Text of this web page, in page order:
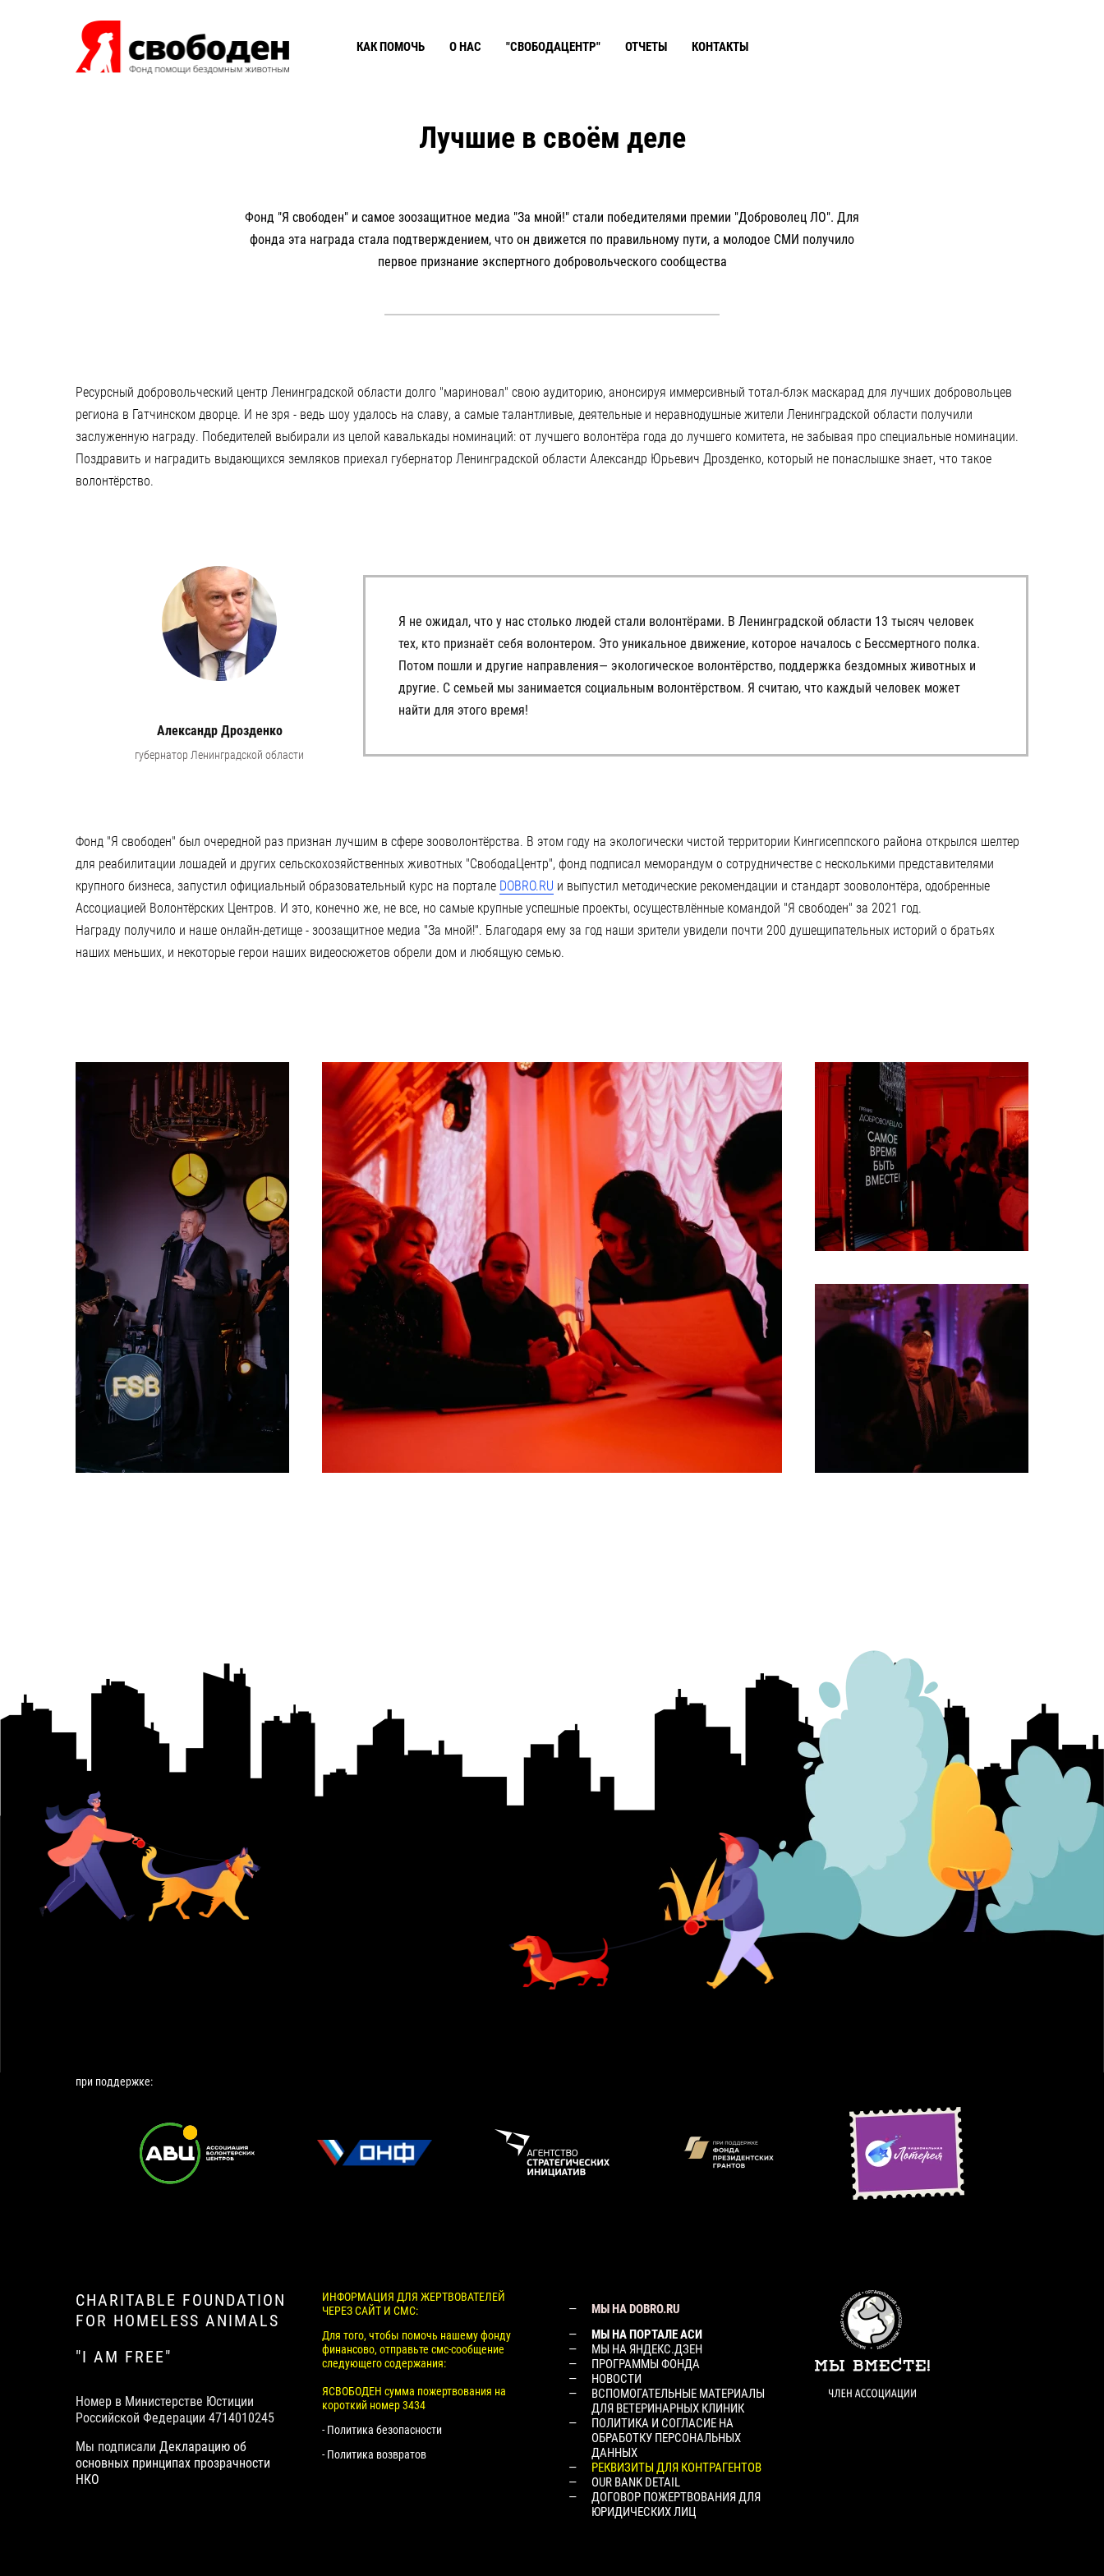
КАК ПОМОЧЬ О НАС "СВОБОДАЦЕНТР" ОТЧЕТЫ КОНТАКТЫ
Лучшие в своём деле
Фонд "Я свободен" и самое зоозащитное медиа "За мной!" стали победителями премии "Доброволец ЛО". Для
фонда эта награда стала подтверждением, что он движется по правильному пути, а молодое СМИ получило
первое признание экспертного добровольческого сообщества
Ресурсный добровольческий центр Ленинградской области долго "мариновал" свою аудиторию, анонсируя иммерсивный тотал-блэк маскарад для лучших добровольцев
региона в Гатчинском дворце. И не зря - ведь шоу удалось на славу, а самые талантливые, деятельные и неравнодушные жители Ленинградской области получили
заслуженную награду. Победителей выбирали из целой кавалькады номинаций: от лучшего волонтёра года до лучшего комитета, не забывая про специальные номинации.
Поздравить и наградить выдающихся земляков приехал губернатор Ленинградской области Александр Юрьевич Дрозденко, который не понаслышке знает, что такое
волонтёрство.
Александр Дрозденко
губернатор Ленинградской области
Я не ожидал, что у нас столько людей стали волонтёрами. В Ленинградской области 13 тысяч человек
тех, кто признаёт себя волонтером. Это уникальное движение, которое началось с Бессмертного полка.
Потом пошли и другие направления— экологическое волонтёрство, поддержка бездомных животных и
другие. С семьей мы занимается социальным волонтёрством. Я считаю, что каждый человек может
найти для этого время!
Фонд "Я свободен" был очередной раз признан лучшим в сфере зооволонтёрства. В этом году на экологически чистой территории Кингисеппского района открылся шелтер
для реабилитации лошадей и других сельскохозяйственных животных "СвободаЦентр", фонд подписал меморандум о сотрудничестве с несколькими представителями
крупного бизнеса, запустил официальный образовательный курс на портале DOBRO.RU и выпустил методические рекомендации и стандарт зооволонтёра, одобренные
Ассоциацией Волонтёрских Центров. И это, конечно же, не все, но самые крупные успешные проекты, осуществлённые командой "Я свободен" за 2021 год.
Награду получило и наше онлайн-детище - зоозащитное медиа "За мной!". Благодаря ему за год наши зрители увидели почти 200 душещипательных историй о братьях
наших меньших, и некоторые герои наших видеосюжетов обрели дом и любящую семью.
при поддержке:
CHARITABLE FOUNDATION
FOR HOMELESS ANIMALS
"I AM FREE"
Номер в Министерстве Юстиции
Российской Федерации 4714010245
Мы подписали Декларацию об
основных принципах прозрачности
НКО
ИНФОРМАЦИЯ ДЛЯ ЖЕРТВОВАТЕЛЕЙ
ЧЕРЕЗ САЙТ И СМС:
Для того, чтобы помочь нашему фонду
финансово, отправьте смс-сообщение
следующего содержания:
ЯСВОБОДЕН сумма пожертвования на
короткий номер 3434
- Политика безопасности
- Политика возвратов
МЫ НА DOBRO.RU
МЫ НА ПОРТАЛЕ АСИ
МЫ НА ЯНДЕКС.ДЗЕН
ПРОГРАММЫ ФОНДА
НОВОСТИ
ВСПОМОГАТЕЛЬНЫЕ МАТЕРИАЛЫ
ДЛЯ ВЕТЕРИНАРНЫХ КЛИНИК
ПОЛИТИКА И СОГЛАСИЕ НА
ОБРАБОТКУ ПЕРСОНАЛЬНЫХ
ДАННЫХ
РЕКВИЗИТЫ ДЛЯ КОНТРАГЕНТОВ
OUR BANK DETAIL
ДОГОВОР ПОЖЕРТВОВАНИЯ ДЛЯ
ЮРИДИЧЕСКИХ ЛИЦ